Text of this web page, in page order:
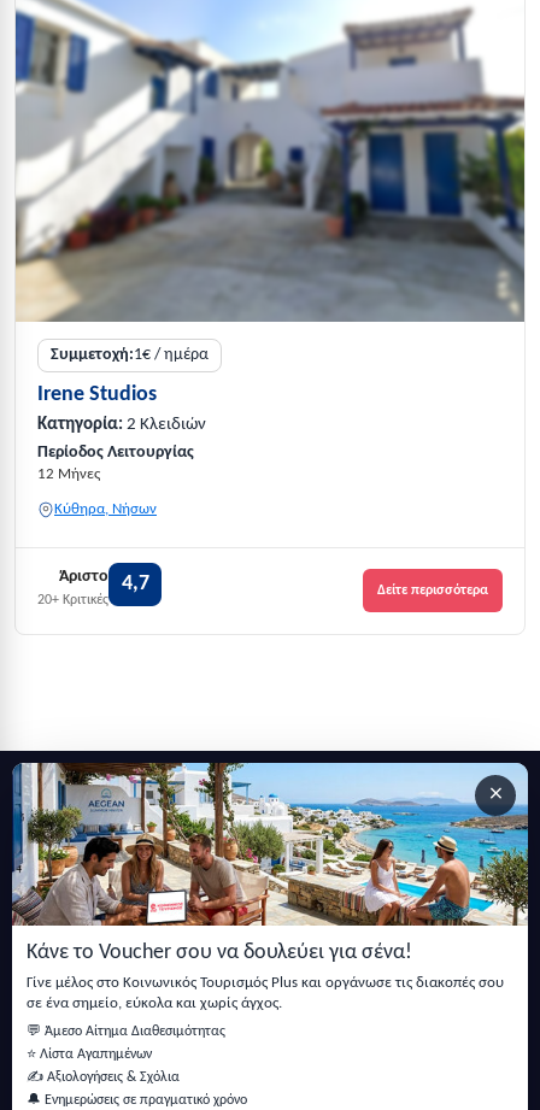
Συμμετοχή:1€ / ημέρα
Irene Studios
Κατηγορία: 2 Κλειδιών
Περίοδος Λειτουργίας
12 Μήνες
Κύθηρα, Νήσων
Άριστο
20+ Κριτικές
4,7 Δείτε περισσότερα
×
Κάνε το Voucher σου να δουλεύει για σένα!
Γίνε μέλος στο Κοινωνικός Τουρισμός Plus και οργάνωσε τις διακοπές σου
σε ένα σημείο, εύκολα και χωρίς άγχος.
💬 Άμεσο Αίτημα Διαθεσιμότητας
⭐ Λίστα Αγαπημένων
✍️ Αξιολογήσεις & Σχόλια
🔔 Ενημερώσεις σε πραγματικό χρόνο
Εγγραφείτε στο newsletter μας
Μείνετε ενημερωμένοι με τις τελευταίες ειδήσεις, ανακοινώσεις
και άρθρα.